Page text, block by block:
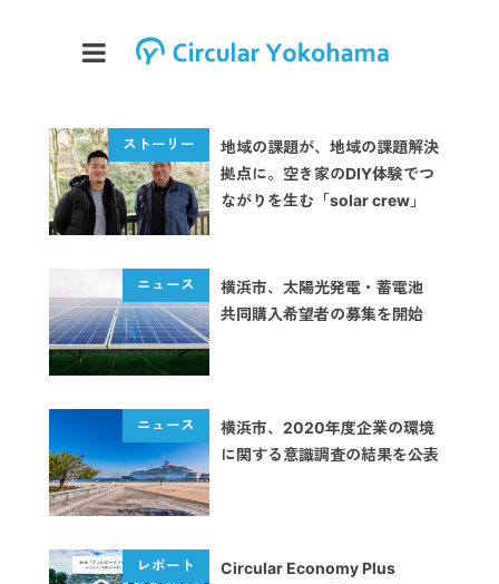
地域の課題が、地域の課題解決
拠点に。空き家のDIY体験でつ
ながりを生む「solar crew」
横浜市、太陽光発電・蓄電池
共同購入希望者の募集を開始
横浜市、2020年度企業の環境
に関する意識調査の結果を公表
Circular Economy Plus